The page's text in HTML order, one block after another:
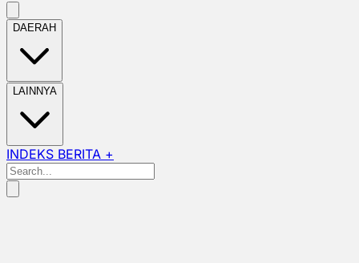
DAERAH
LAINNYA
INDEKS BERITA +